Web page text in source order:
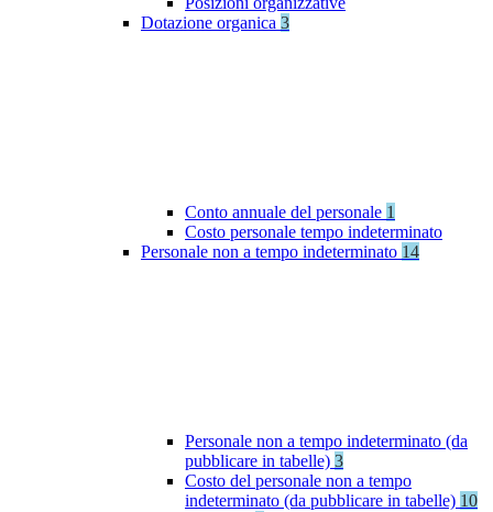
Dotazione organica 3
Conto annuale del personale 1
Costo personale tempo indeterminato
Personale non a tempo indeterminato 14
Personale non a tempo indeterminato (da
pubblicare in tabelle) 3
Costo del personale non a tempo
indeterminato (da pubblicare in tabelle) 10